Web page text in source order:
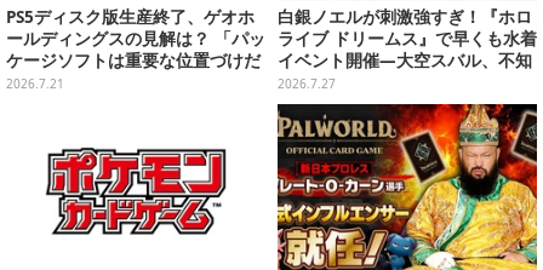
PS5ディスク版生産終了、ゲオホ
ールディングスの見解は？ 「パッ
ケージソフトは重要な位置づけだ
が、ゲーム事業からの撤退は全く
2026.7.21
白銀ノエルが刺激強すぎ！『ホロ
ライブ ドリームス』で早くも水着
イベント開催―大空スバル、不知
火フレアら5人が夏の装いで登場
2026.7.27